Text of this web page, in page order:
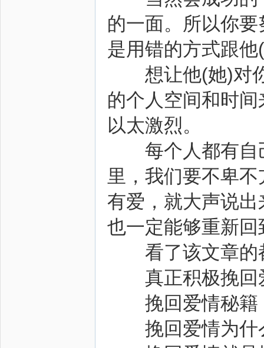
的一面。所以你
是用错的方式跟
想让他(她)对你
的个人空间和时
以太激烈。
每个人都有自
里，我们要不卑
有爱，就大声说
也一定能够重新
看了该文章的
真正积极挽回
挽回爱情秘籍
挽回爱情为什